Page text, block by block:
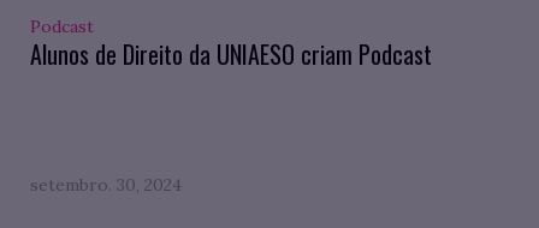
Podcast
Alunos de Direito da UNIAESO criam Podcast
setembro. 30, 2024